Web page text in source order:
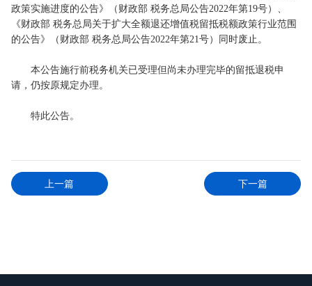
政策实施进度的公告》（财政部 税务总局公告2022年第19号）、
《财政部 税务总局关于扩大全额退还增值税留抵税额政策行业范围
的公告》（财政部 税务总局公告2022年第21号）同时废止。
本公告施行前税务机关已受理但尚未办理完毕的留抵退税申
请，仍按原规定办理。
特此公告。
上一篇 下一篇